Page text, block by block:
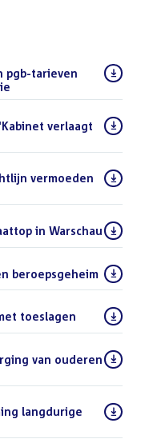
pgb-tarieven
verlaagt
vermoeden
in Warschau()
beroepsgeheim()
toeslagen
van ouderen
langdurige